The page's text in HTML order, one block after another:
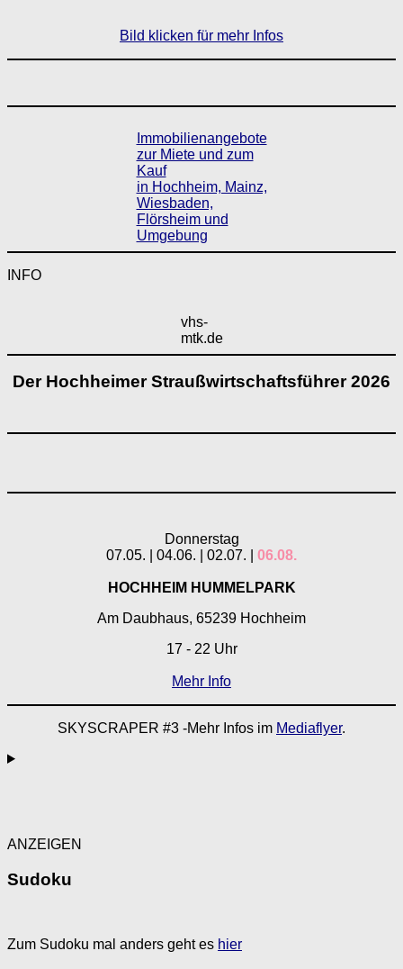
Bild klicken für mehr Infos
Immobilienangebote
zur Miete und zum
Kauf
in Hochheim, Mainz,
Wiesbaden,
Flörsheim und
Umgebung
INFO
vhs-
mtk.de
Der Hochheimer Straußwirtschaftsführer 2026
Donnerstag
07.05. | 04.06. | 02.07. | 06.08.
HOCHHEIM HUMMELPARK
Am Daubhaus, 65239 Hochheim
17 - 22 Uhr
Mehr Info
SKYSCRAPER #3 -Mehr Infos im Mediaflyer.
ANZEIGEN
Sudoku
Zum Sudoku mal anders geht es hier